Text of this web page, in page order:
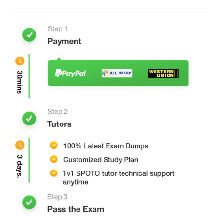
Segurança e Serviço de Infra-estruturas
Automatização e Programabilidade de Infra-
estruturas